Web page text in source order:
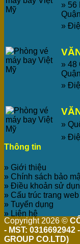
» 56
»
» 48
»
»
»
Thông tin
» Giới thiệu
» Chính sách bảo
» Điều khoản sử
» Cấu trúc trang web
» Tuyển dụng
» Liên hệ
Copyright 2026 ©
- MST: 0316692942
GROUP CO.LTD)